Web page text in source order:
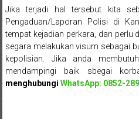
Banjarnegara,
Temanggung,
Wonosobo,
Cirebon,
Jika terjadi hal tersebut kita
Pengaduan/Laporan Polisi di
tempat kejadian perkara, dan perlu
segara melakukan visum sebagai
kepolisian. Jika anda
mendampingi baik sbegai
menghubungi WhatsApp: 0852-